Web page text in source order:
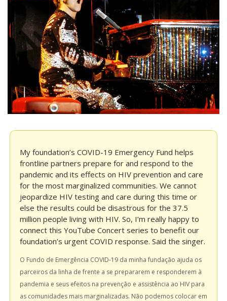
My foundation’s COVID-19 Emergency Fund helps
frontline partners prepare for and respond to the
pandemic and its effects on HIV prevention and care
for the most marginalized communities. We cannot
jeopardize HIV testing and care during this time or
else the results could be disastrous for the 37.5
million people living with HIV. So, I’m really happy to
connect this YouTube Concert series to benefit our
foundation’s urgent COVID response. Said the singer.
O Fundo de Emergência COVID-19 da minha fundação ajuda os
parceiros da linha de frente a se prepararem e responderem à
pandemia e seus efeitos na prevenção e assistência ao HIV para
as comunidades mais marginalizadas. Não podemos colocar em